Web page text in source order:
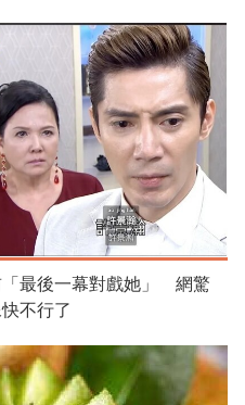
「最後一幕對戲她」 網驚
不行了